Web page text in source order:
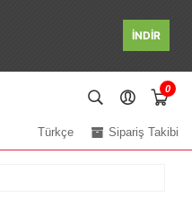
İNDİR
0
Sipariş Takibi
Türkçe